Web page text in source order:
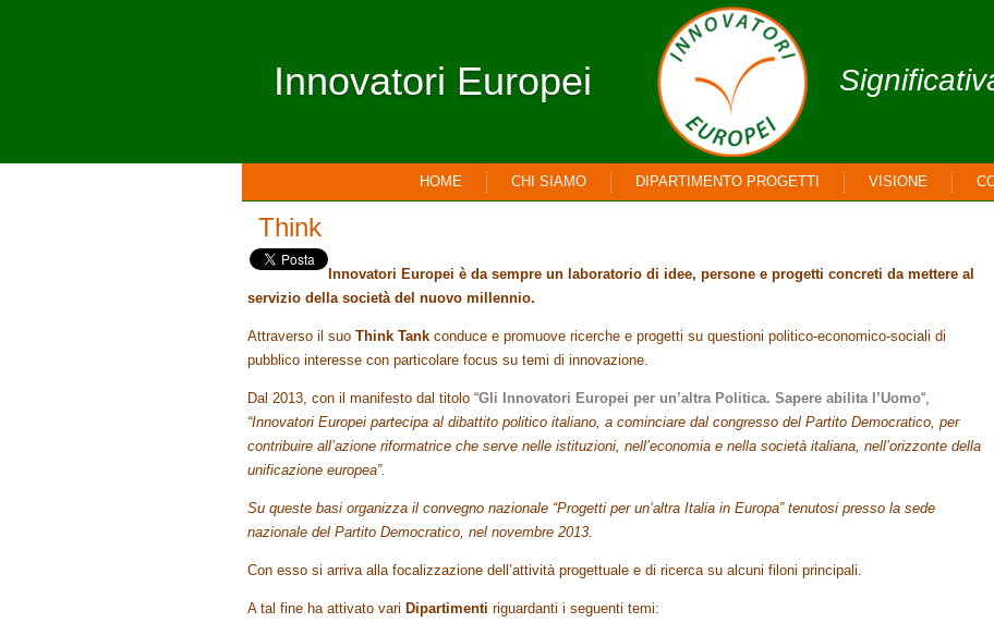
Innovatori Europei
HOME CHI SIAMO DIPARTIMENTO PROGETTI VISIONE
Think
Innovatori Europei è da sempre un laboratorio di idee, persone e progetti concreti da mettere al
servizio della società del nuovo millennio.
Attraverso il suo Think Tank conduce e promuove ricerche e progetti su questioni politico-economico-sociali di
pubblico interesse con particolare focus su temi di innovazione.
Dal 2013, con il manifesto dal titolo “Gli Innovatori Europei per un’altra Politica. Sapere abilita l’Uomo“,
“Innovatori Europei partecipa al dibattito politico italiano, a cominciare dal congresso del Partito Democratico, per
contribuire all’azione riformatrice che serve nelle istituzioni, nell’economia e nella società italiana, nell’orizzonte della
unificazione europea”.
Su queste basi organizza il convegno nazionale “Progetti per un’altra Italia in Europa” tenutosi presso la sede
nazionale del Partito Democratico, nel novembre 2013.
Con esso si arriva alla focalizzazione dell’attività progettuale e di ricerca su alcuni filoni principali.
A tal fine ha attivato vari Dipartimenti riguardanti i seguenti temi: